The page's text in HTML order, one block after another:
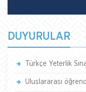
DUYURULAR
Türkçe Yeterlik
Uluslararası